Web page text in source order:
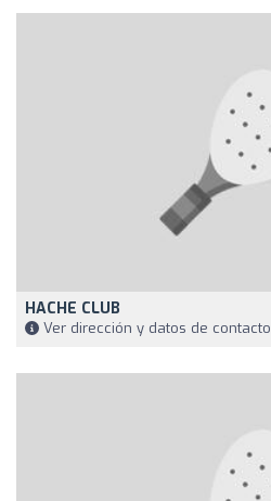
HACHE CLUB
Ver dirección y datos de contacto